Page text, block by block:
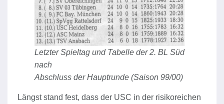
Letzter Spieltag und Tabelle der 2. BL Süd
nach
Abschluss der Hauptrunde (Saison 99/00)
Längst stand fest, dass der USC in der risikoreichen